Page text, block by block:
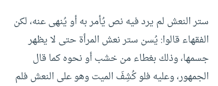
ستر النعش لم يرد فيه نص يُأمر به أو يُنهى عنه، لكن
الفقهاء قالوا: يُسن ستر نعش المرأة حتى لا يظهر
جسمها، وذلك بغطاء من خشب أو نحوه كما قال
الجمهور، وعليه فلو كُشِفَ الميت وهو على النعش فلم